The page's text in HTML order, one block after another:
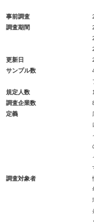
事前調査
調査期間
更新日
サンプル数
規定人数
調査企業数
定義
調査対象者